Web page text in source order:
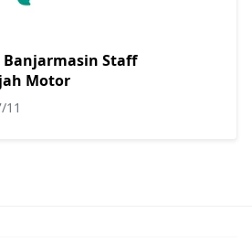
Staff
Motor
11